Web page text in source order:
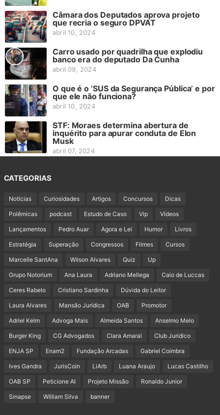
Câmara dos Deputados aprova projeto
que recria o seguro DPVAT
abril 10, 2024
Carro usado por quadrilha que explodiu
banco era do deputado Da Cunha
abril 09, 2024
O que é o ‘SUS da Segurança Pública’ e por
que ele não funciona?
abril 10, 2024
STF: Moraes determina abertura de
inquérito para apurar conduta de Elon
Musk
abril 07, 2024
CATEGORIAS
Notícias Curiosidades Artigos Concursos Dicas
Polêmicas podcast Estudo de Caso Vip Vídeos
Lançamentos Pedro Auar Agora e Lei Humor Livros
Estratégia Superação Congressos Filmes Cursos
Marcelle SantAna Wilson Alvares Quiz Up
Grupo Notorium Ana Laura Adriano Mellega Caio de Luccas
Ceres Rabelo Cristiano Sardinha Dúvida do Leitor
Laura Alvares Mansão Jurídica OAB Promotor
Adriel Kelm Advoga Mais Almeida Santos Anselmo Melo
Burger King CG Advogados Clara Amaral Club Juridico
ENJA SP Enam2 Fundação Arcadas Gabriel Coimbra
Ives Gandra JurisCoin LiArb Luana Araujo Lucas Castilho
OAB SP Peticione AI Projeto Missão Ronaldo Junior
Sinapse William Silva banner